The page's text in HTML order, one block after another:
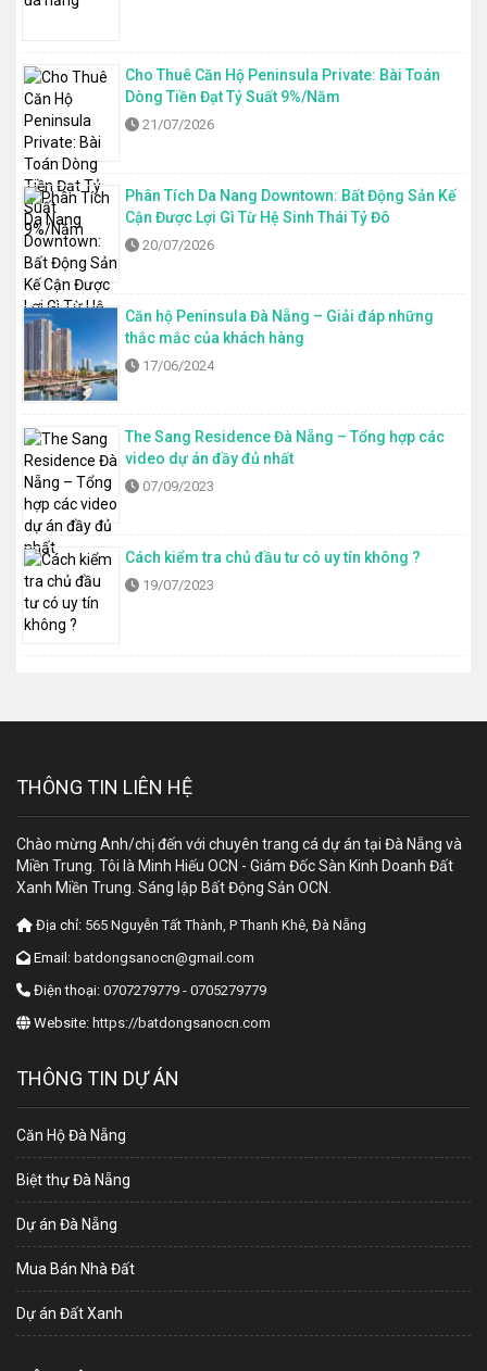
Cho Thuê Căn Hộ Peninsula Private: Bài Toán
Dòng Tiền Đạt Tỷ Suất 9%/Năm
21/07/2026
Phân Tích Da Nang Downtown: Bất Động Sản Kế
Cận Được Lợi Gì Từ Hệ Sinh Thái Tỷ Đô
20/07/2026
Căn hộ Peninsula Đà Nẵng – Giải đáp những
thắc mắc của khách hàng
17/06/2024
The Sang Residence Đà Nẵng – Tổng hợp các
video dự án đầy đủ nhất
07/09/2023
Cách kiểm tra chủ đầu tư có uy tín không ?
19/07/2023
THÔNG TIN LIÊN HỆ
Chào mừng Anh/chị đến với chuyên trang cá dự án tại Đà Nẵng và
Miền Trung. Tôi là Minh Hiếu OCN - Giám Đốc Sàn Kinh Doanh Đất
Xanh Miền Trung. Sáng lập Bất Động Sản OCN.
Địa chỉ: 565 Nguyễn Tất Thành, P Thanh Khê, Đà Nẵng
Email: batdongsanocn@gmail.com
Điện thoại: 0707279779 - 0705279779
Website: https://batdongsanocn.com
THÔNG TIN DỰ ÁN
Căn Hộ Đà Nẵng
Biệt thự Đà Nẵng
Dự án Đà Nẵng
Mua Bán Nhà Đất
Dự án Đất Xanh